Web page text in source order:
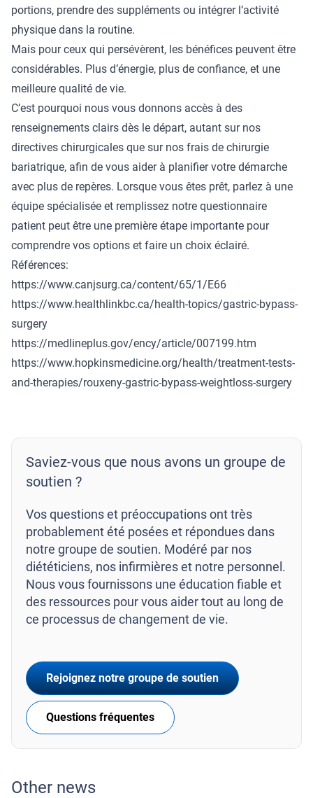
Saviez-vous que nous avons un groupe de
soutien ?
Vos questions et préoccupations ont très
probablement été posées et répondues dans
notre groupe de soutien. Modéré par nos
diététiciens, nos infirmières et notre personnel.
Nous vous fournissons une éducation fiable et
des ressources pour vous aider tout au long de
ce processus de changement de vie.
Rejoignez notre groupe de soutien
Questions fréquentes
Other news
portions, prendre des suppléments ou intégrer l’activité
physique dans la routine.
Mais pour ceux qui persévèrent, les bénéfices peuvent être
considérables. Plus d’énergie, plus de confiance, et une
meilleure qualité de vie.
C’est pourquoi nous vous donnons accès à des
renseignements clairs dès le départ, autant sur nos
directives chirurgicales que sur nos frais de chirurgie
bariatrique, afin de vous aider à planifier votre démarche
avec plus de repères. Lorsque vous êtes prêt, parlez à une
équipe spécialisée et remplissez notre questionnaire
patient peut être une première étape importante pour
comprendre vos options et faire un choix éclairé.
Références:
https://www.canjsurg.ca/content/65/1/E66
https://www.healthlinkbc.ca/health-topics/gastric-bypass-
surgery
https://medlineplus.gov/ency/article/007199.htm
https://www.hopkinsmedicine.org/health/treatment-tests-
and-therapies/rouxeny-gastric-bypass-weightloss-surgery